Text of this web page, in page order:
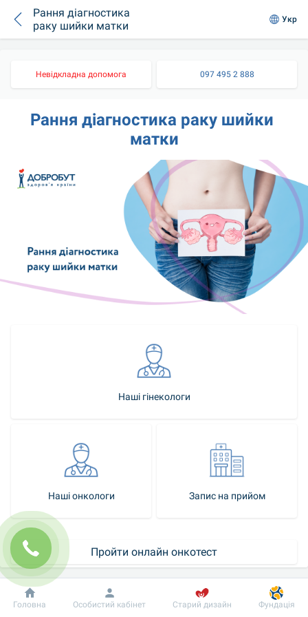
Рання діагностика
раку шийки матки
Укр
Невідкладна допомога 097 495 2 888
Рання діагностика раку шийки
матки
Наші гінекологи
Наші онкологи Запис на прийом
Пройти онлайн онкотест
Календар скринінгів
Як стати нашим пацієнткою
Добробут Інформація Пацієнту
Головна Особистий кабінет Старий дизайн Фундація